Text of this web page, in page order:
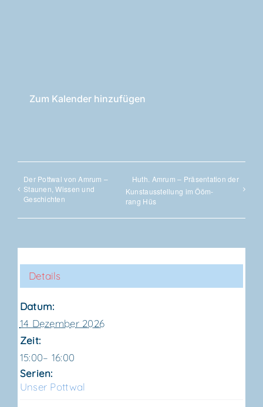
Zum Kalender hinzufügen
Der Pott­wal von Amrum –
Stau­nen, Wis­sen und
Geschichten
Huth. Amrum – Prä­sen­ta­ti­on der
Kunst­aus­stel­lung im Ööm­
rang Hüs
Details
Datum:
14 Dezember 2026
Zeit:
15:00– 16:00
Serien:
Unser Pott­wal